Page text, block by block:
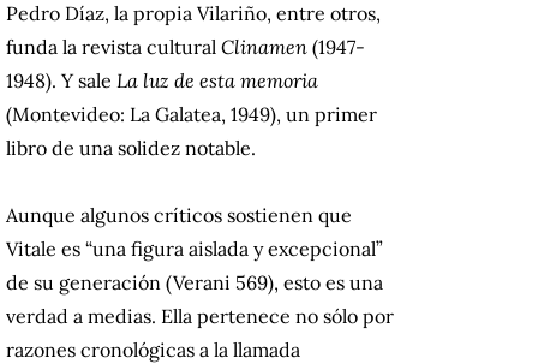
Pedro Díaz, la propia Vilariño, entre otros,
funda la revista cultural Clinamen (1947-
1948). Y sale La luz de esta memoria
(Montevideo: La Galatea, 1949), un primer
libro de una solidez notable.
Aunque algunos críticos sostienen que
Vitale es “una figura aislada y excepcional”
de su generación (Verani 569), esto es una
verdad a medias. Ella pertenece no sólo por
razones cronológicas a la llamada